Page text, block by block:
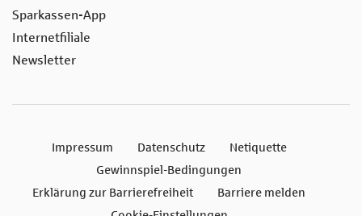
Sparkassen-App
Internetfiliale
Newsletter
Impressum Datenschutz
Netiquette
Gewinnspiel-Bedingungen
Erklärung zur Barrierefreiheit
Barriere melden